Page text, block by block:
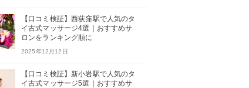
【口コミ検証】西荻窪駅で人気のタ
イ古式マッサージ4選｜おすすめサ
ロンをランキング順に
2025年12月12日
【口コミ検証】新小岩駅で人気のタ
イ古式マッサージ5選｜おすすめサ